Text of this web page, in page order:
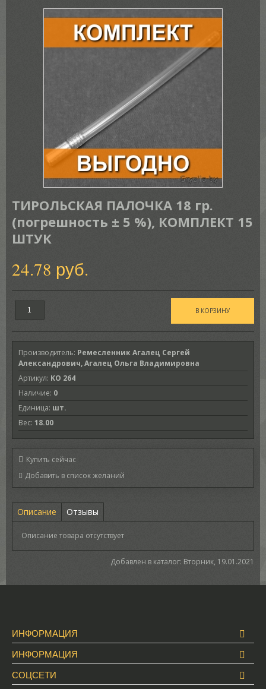
ТИРОЛЬСКАЯ ПАЛОЧКА 18 гр.
(погрешность ± 5 %), КОМПЛЕКТ 15
ШТУК
24.78 руб.
Производитель: Ремесленник Агалец Сергей
Александрович, Агалец Ольга Владимировна
Артикул: KO 264
Наличие: 0
Единица: шт.
Вес: 18.00
Купить сейчас
Описание Отзывы
Описание товара отсутствует
Добавлен в каталог: Вторник, 19.01.2021
ИНФОРМАЦИЯ
ИНФОРМАЦИЯ
СОЦСЕТИ